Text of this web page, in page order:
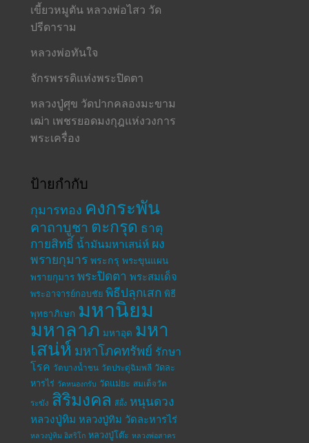
เขี้ยวหมูตัน หลวงพ่อไสว วัด
ปรีดาราม
หลวงพ่อทันใจ
จักรพรรดิแห่งพระปิดตา
หลวงปู่ศุข วัดปากคลองมะขาม
เฒ่า เพชรยอดมงกุฎแห่งวงการ
พระเครื่อง
ป้ายกำกับ
กุมารทอง คงกระพัน
คาถาบูชา ตะกรุด ธาตุ
กายสิทธิ์ น้ำมันมหาเสน่ห์ ผง
พรายกุมาร พระกรุ พระขุนแผน
พรายกุมาร พระปิดตา พระสมเด็จ
พระอาจารย์กอบชัย พิธีปลุกเสก พิธี
พุทธาภิเษก มหานิยม
มหาลาภ มหาอุด มหา
เสน่ห์ มหาโภคทรัพย์ รักษา
โรค วัดบางน้ำชน วัดประดู่ฉิมพลี วัดละ
หารไร่ วัดหนองกรับ วัดแม่ยะ สมเด็จวัด
ระฆัง สิริมงคล สีผึ้ง หนุนดวง
หลวงปู่ทิม หลวงปู่ทิม วัดละหารไร่
หลวงปู่ทิม อิสริโก หลวงปู่โต๊ะ หลวงพ่อสาคร